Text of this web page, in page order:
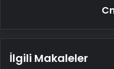
İlgili Makaleler